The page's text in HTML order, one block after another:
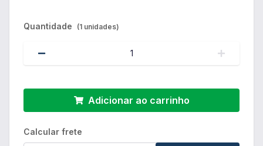
Quantidade (1 unidades)
Adicionar ao carrinho
Calcular frete